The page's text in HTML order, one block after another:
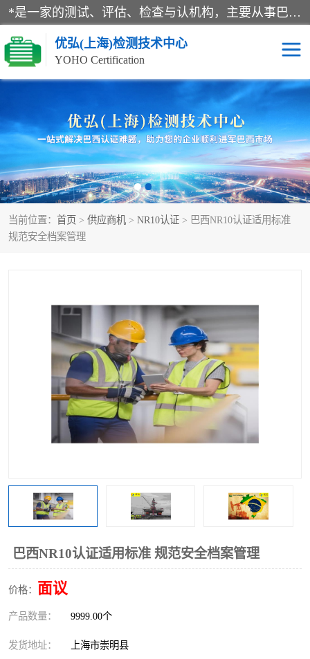
*是一家的测试、评估、检查与认机构，主要从事巴西NR10认证、NR12认证、NR13认证；ANATEL认证、INMTRO认证，欧盟CE认证：MD认证，PED认证，MID认证，ATEX认证，德国蓝色天使认证。
优弘(上海)检测技术中心
YOHO Certification
当前位置： 首页 > 供应商机 > NR10认证 > 巴西NR10认证适用标准
规范安全档案管理
巴西NR10认证适用标准 规范安全档案管理
价格： 面议
产品数量： 9999.00个
发货地址： 上海市崇明县
RECYCLASS认证 NR10认证
NR12认证 NR13认证
ART认证 巴西NR认证
巴西认证 RETIE认证